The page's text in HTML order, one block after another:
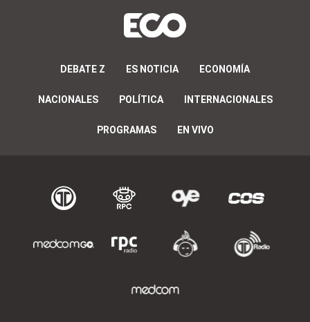
DEBATE Z ES NOTICIA ECONOMÍA
NACIONALES POLÍTICA INTERNACIONALES
PROGRAMAS EN VIVO